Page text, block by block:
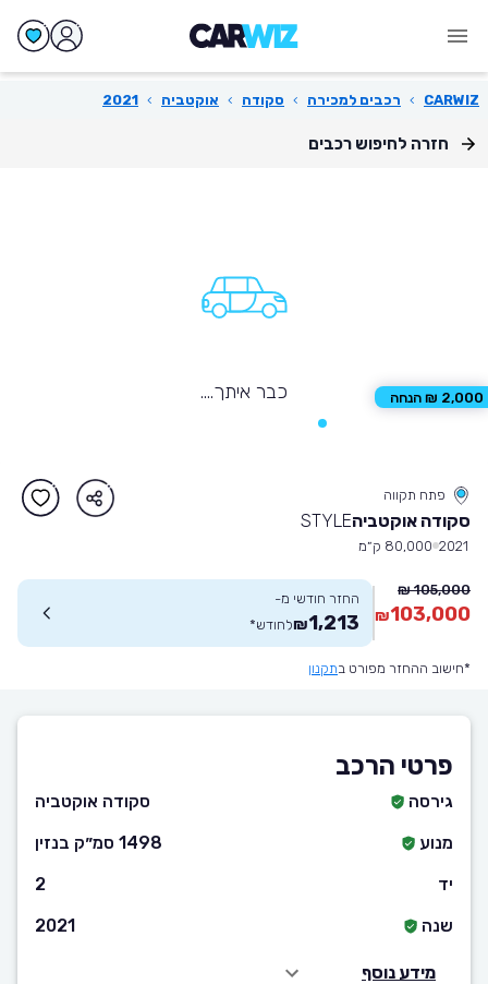
CARWIZ
› רכבים למכירה › סקודה › אוקטביה ›
2021
חזרה לחיפוש רכבים
2,000 ₪ הנחה
פתח תקווה
סקודה אוקטביהSTYLE
2021 80,000 ק״מ
105,000 ₪
103,000
₪
החזר חודשי מ-
1,213
₪לחודש*
*חישוב ההחזר מפורט בתקנון
פרטי הרכב
גירסה
סקודה אוקטביה
מנוע
1498 סמ״ק בנזין
יד
2
שנה
2021
מידע נוסף
כבר איתך....